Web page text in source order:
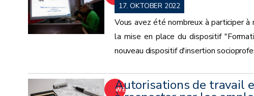
17. OKTOBER 2022
Vous avez été nombreux à participer
la mise en place du dispositif
nouveau dispositif d'insertion
WEITER
Autorisations de travail